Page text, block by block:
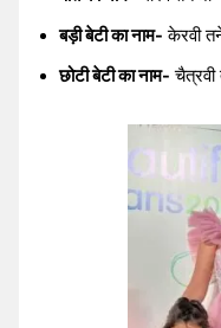
बड़ी बेटी का नाम- केरवी
छोटी बेटी का नाम-